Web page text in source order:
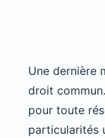
Une dernière
droit
pour toute
particularités